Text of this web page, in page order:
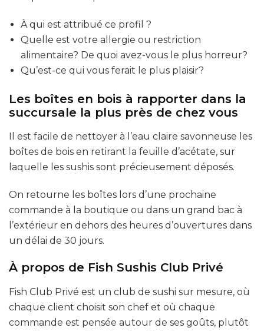
À qui est attribué ce profil ?
Quelle est votre allergie ou restriction
alimentaire? De quoi avez-vous le plus horreur?
Qu’est-ce qui vous ferait le plus plaisir?
Les boîtes en bois à rapporter dans la
succursale la plus près de chez vous
Il est facile de nettoyer à l’eau claire savonneuse les
boîtes de bois en retirant la feuille d’acétate, sur
laquelle les sushis sont précieusement déposés.
On retourne les boîtes lors d’une prochaine
commande à la boutique ou dans un grand bac à
l’extérieur en dehors des heures d’ouvertures dans
un délai de 30 jours.
À propos de Fish Sushis Club Privé
Fish Club Privé est un club de sushi sur mesure, où
chaque client choisit son chef et où chaque
commande est pensée autour de ses goûts, plutôt